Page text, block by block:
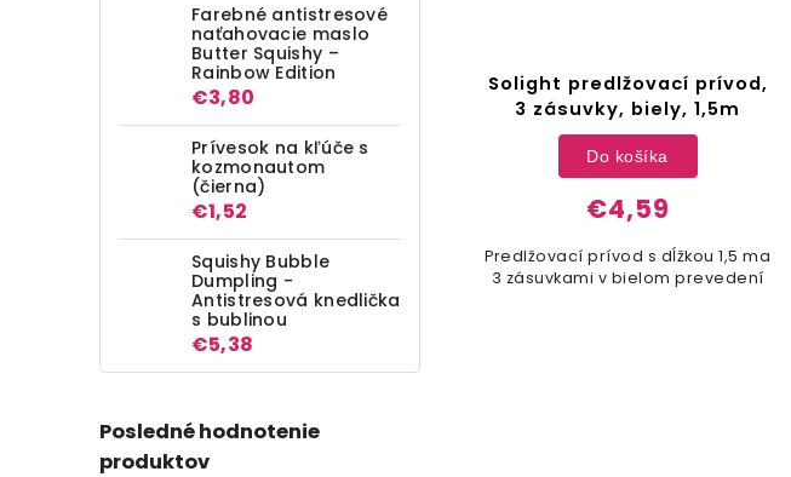
Farebné antistresové
naťahovacie maslo
Butter Squishy –
Rainbow Edition
€3,80
Prívesok na kľúče s
kozmonautom
(čierna)
€1,52
Squishy Bubble
Dumpling -
Antistresová knedlička
s bublinou
€5,38
Posledné hodnotenie
produktov
Solight predlžovací prívod
kocka, 4 zásuvky, kábel 2m
€13,92
Detail
Kompaktné zásuvkové pole -
kocka s dĺžkou strany iba 7,5cm
Solight predlžovací prívod,
3 zásuvky, biely, 1,5m
€4,59
Do košíka
Predlžovací prívod s dĺžkou 1,5 ma
3 zásuvkami v bielom prevedení